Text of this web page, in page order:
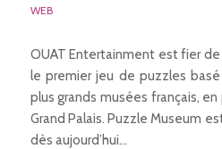
WEB
OUAT Entertainment est fier
le premier jeu de puzzles
plus grands musées français,
Grand Palais. Puzzle Museum
dès aujourd’hui…